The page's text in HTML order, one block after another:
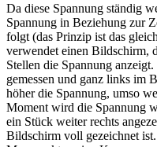
Da diese Spannung ständig
Spannung in Beziehung zur
folgt (das Prinzip ist das
verwendet einen Bildschirm,
Stellen die Spannung
gemessen und ganz links im
höher die Spannung, umso
Moment wird die Spannung
ein Stück weiter rechts
Bildschirm voll gezeichnet